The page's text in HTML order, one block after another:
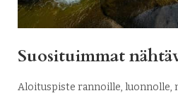
Suosituimmat
Aloituspiste rannoille, luonnolle,